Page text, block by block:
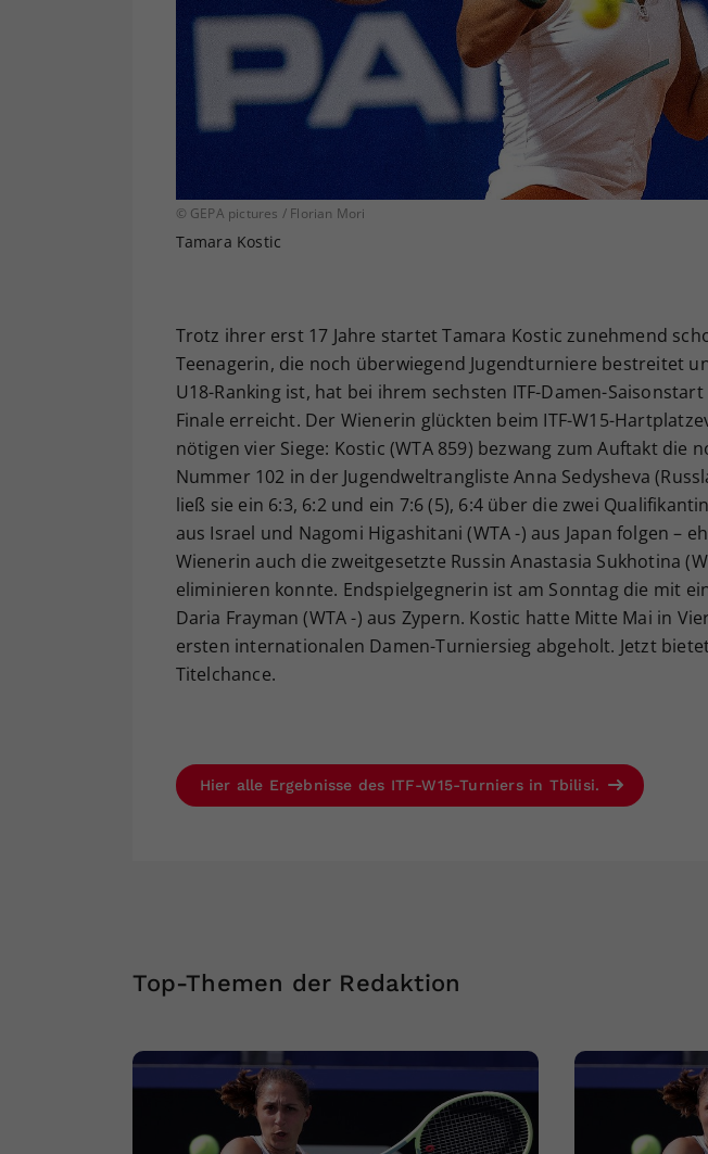
© GEPA pictures / Florian Mori
Tamara Kostic
Trotz ihrer erst 17 Jahre startet Tamara Kostic zunehmend
Teenagerin, die noch überwiegend Jugendturniere bestreitet
U18-Ranking ist, hat bei ihrem sechsten ITF-Damen-
Finale erreicht. Der Wienerin glückten beim ITF-W15-
nötigen vier Siege: Kostic (WTA 859) bezwang zum Auftakt die
Nummer 102 in der Jugendweltrangliste Anna Sedysheva
ließ sie ein 6:3, 6:2 und ein 7:6 (5), 6:4 über die zwei
aus Israel und Nagomi Higashitani (WTA -) aus Japan folgen –
Wienerin auch die zweitgesetzte Russin Anastasia Sukhotina
eliminieren konnte. Endspielgegnerin ist am Sonntag die mit
Daria Frayman (WTA -) aus Zypern. Kostic hatte Mitte Mai in
ersten internationalen Damen-Turniersieg abgeholt. Jetzt
Titelchance.
Hier alle Ergebnisse des ITF-W15-Turniers in Tbilisi.
Top-Themen der Redaktion
Ihrer